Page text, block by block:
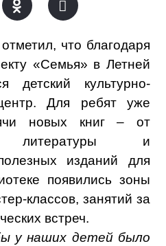
что благодаря
«Семья» в Летней
детский культурно-
центр. Для ребят уже
новых книг – от
литературы и
изданий для
появились зоны
классов, занятий за
встреч.
у наших детей было